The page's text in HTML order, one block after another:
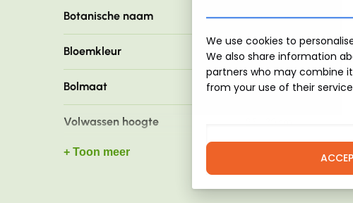
We use cookies to
We also share information
partners who may combine
from your use of their
Botanische naam China Pink
Bloemkleur Roze
Bolmaat 12+
Volwassen hoogte
Bladkleur
6 - 8 cm
+ Toon meer